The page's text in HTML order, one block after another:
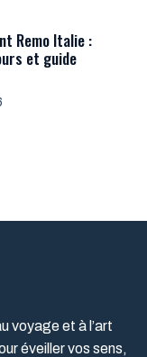
Remo Italie :
et guide
voyage et à l’art
éveiller vos sens,